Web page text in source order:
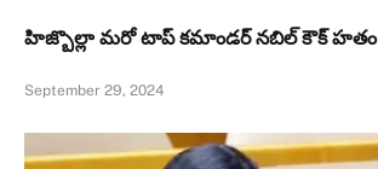
హిజ్బొల్లా మరో టాప్‌ కమాండర్‌ నబిల్‌ కౌక్‌ హతం
September 29, 2024